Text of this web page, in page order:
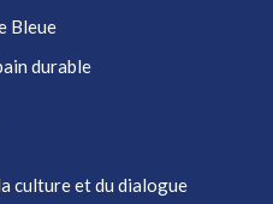
Bleue
durable
culture et du dialogue